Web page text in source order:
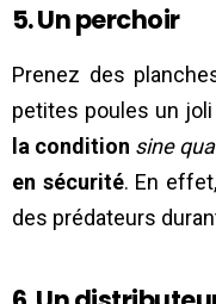
5. Un perchoir
Prenez des
petites poules un joli
la condition sine
en sécurité. En
des prédateurs